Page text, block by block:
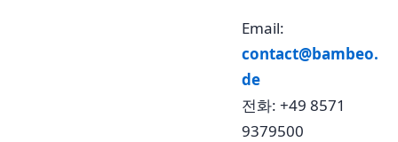
Email:
contact@bambeo.
de
전화: +49 8571
9379500